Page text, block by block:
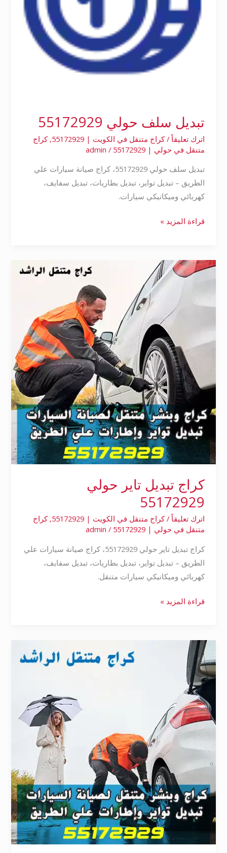
تبديل سلف حولي 55172929
اترك تعليقاً /كراج متنقل في الكويت | 55172929 ,كراج
متنقل في حولي | 55172929
/
admin
تبديل سلف حولي 55172929، كراج صيانة سيارات علي
الطريق – تبديل تواير، تبديل بطاريات، تبديل سفايف،
كهربائي وميكانيكي سيارات.
قراءة المزيد »
كراج تبديل تاير حولي
55172929
اترك تعليقاً /كراج متنقل في الكويت | 55172929 ,كراج
متنقل في حولي | 55172929
/
admin
كراج تبديل تاير حولي 55172929، كراج صيانة سيارات علي
الطريق – تبديل تواير، تبديل بطاريات، تبديل سفايف،
كهربائي وميكانيكي سيارات متنقل.
كراج
تبديل
حولي
قراءة المزيد »
بنشر
تبديل
تاير
حولي
55172929